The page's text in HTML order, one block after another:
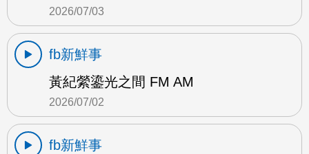
2026/07/03
fb新鮮事
黃紀縈鎏光之間 FM AM
2026/07/02
fb新鮮事